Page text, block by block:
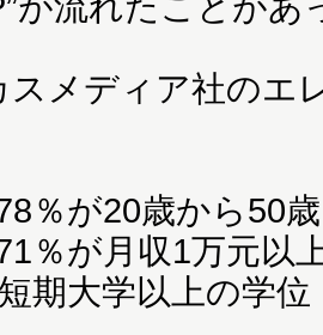
メディア社のエ
％が20歳から50
％が月収1万元以
期大学以上の学位